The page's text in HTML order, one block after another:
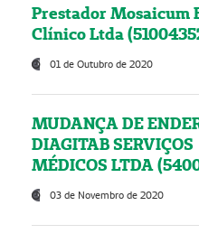
Prestador Mosaicum
Clínico Ltda
01 de Outubro de 2020
MUDANÇA DE
DIAGITAB SERVIÇOS
MÉDICOS LTDA
03 de Novembro de 2020